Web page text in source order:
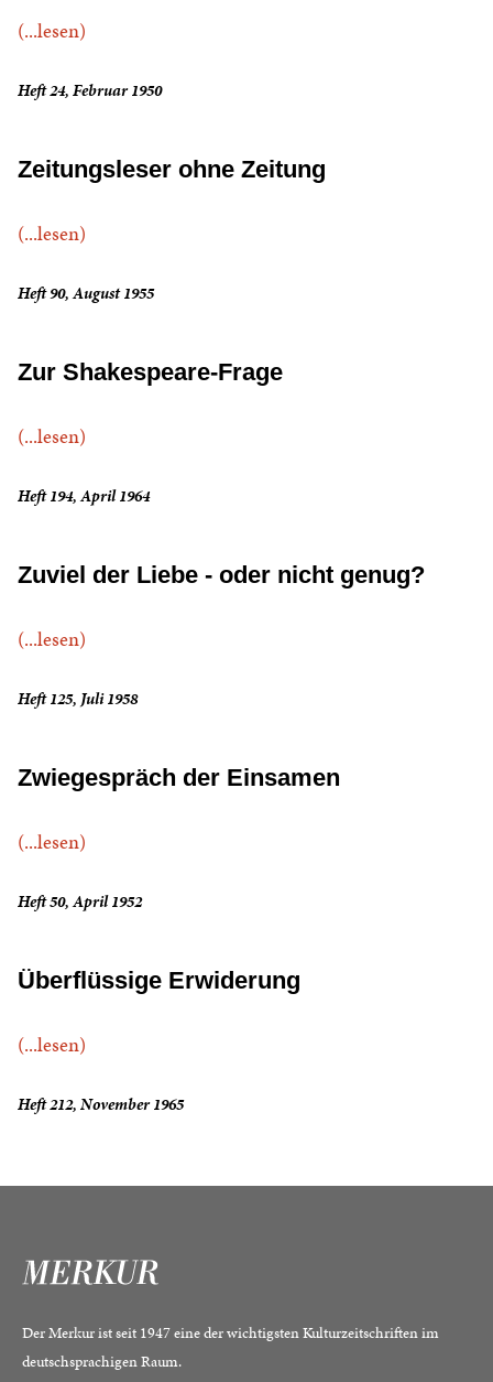
(...lesen)
Heft 24, Februar 1950
Zeitungsleser ohne Zeitung
(...lesen)
Heft 90, August 1955
Zur Shakespeare-Frage
(...lesen)
Heft 194, April 1964
Zuviel der Liebe - oder nicht genug?
(...lesen)
Heft 125, Juli 1958
Zwiegespräch der Einsamen
(...lesen)
Heft 50, April 1952
Überflüssige Erwiderung
(...lesen)
Heft 212, November 1965
Der Merkur ist seit 1947 eine der wichtigsten Kulturzeitschriften im
deutschsprachigen Raum.